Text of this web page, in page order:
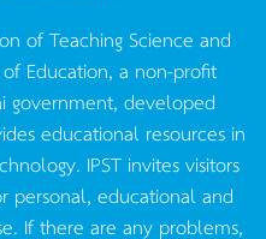
of Teaching Science and
Education, a non-profit
government, developed
educational resources in
IPST invites visitors
personal, educational and
If there are any problems,